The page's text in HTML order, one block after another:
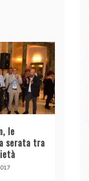
le
serata tra